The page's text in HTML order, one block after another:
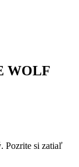
WOLF
Pozrite si zatiaľ